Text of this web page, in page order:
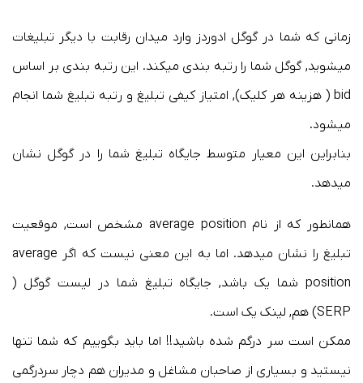
زمانی که شما در گوگل ادوردز وارد میدان رقابت با دیگر تبلیغات
میشوید, گوگل شما را رتبه بندی میکند. این رتبه بندی بر اساس
bid ( هزینه هر کلیک), امتیاز کیفی تبلیغ و رتبه تبلیغ شما انجام
میشود.
بنابراین این معیار متوسط جایگاه تبلیغ شما را در گوگل نشان
میدهد.
همانطور که از نام average position مشخص است, موقعیت
تبلیغ را نشان میدهد. اما به این معنی نیست که اگر average
position شما یک باشد, جایگاه تبلیغ شما در لیست گوگل (
SERP) هم, لینک یک است.
ممکن است سر درگم شده باشید!! اما باید بگوییم که شما تنها
نیستید و بسیاری از صاحبان مشاغل و مدیران هم دچار سردرگمی